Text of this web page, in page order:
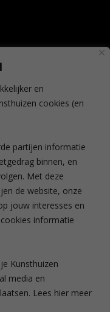
en
cookies (en
partijen informatie
binnen, en
Met deze
de website, onze
jouw interesses en
informatie
Kunsthuizen
media en
Lees hier meer